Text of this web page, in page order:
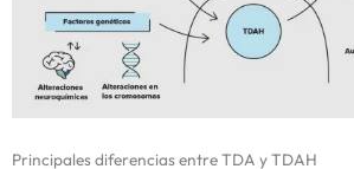
Principales diferencias entre TDA y TDAH